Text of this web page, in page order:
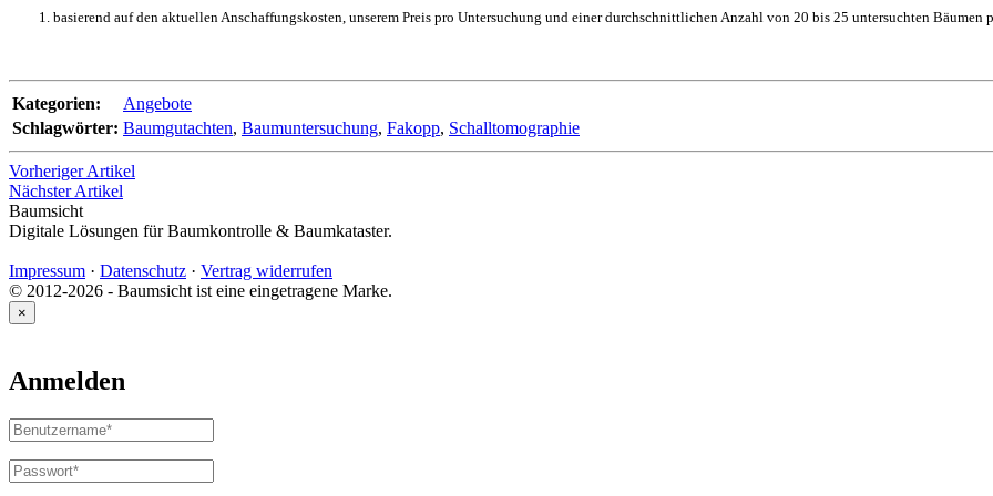
basierend auf den aktuellen Anschaffungskosten, unserem Preis pro Untersuchung und einer durchschnittlichen Anzahl von 20 bis 25 untersuchten Bäumen
Kategorien:
Angebote
Schlagwörter: Baumgutachten, Baumuntersuchung, Fakopp, Schalltomographie
Vorheriger Artikel
Nächster Artikel
Baumsicht
Digitale Lösungen für Baumkontrolle & Baumkataster.
Impressum · Datenschutz · Vertrag widerrufen
© 2012-2026 - Baumsicht ist eine eingetragene Marke.
×
Anmelden
Benutzername
oder
E-
Mail-
Passwort*
Erforderlich